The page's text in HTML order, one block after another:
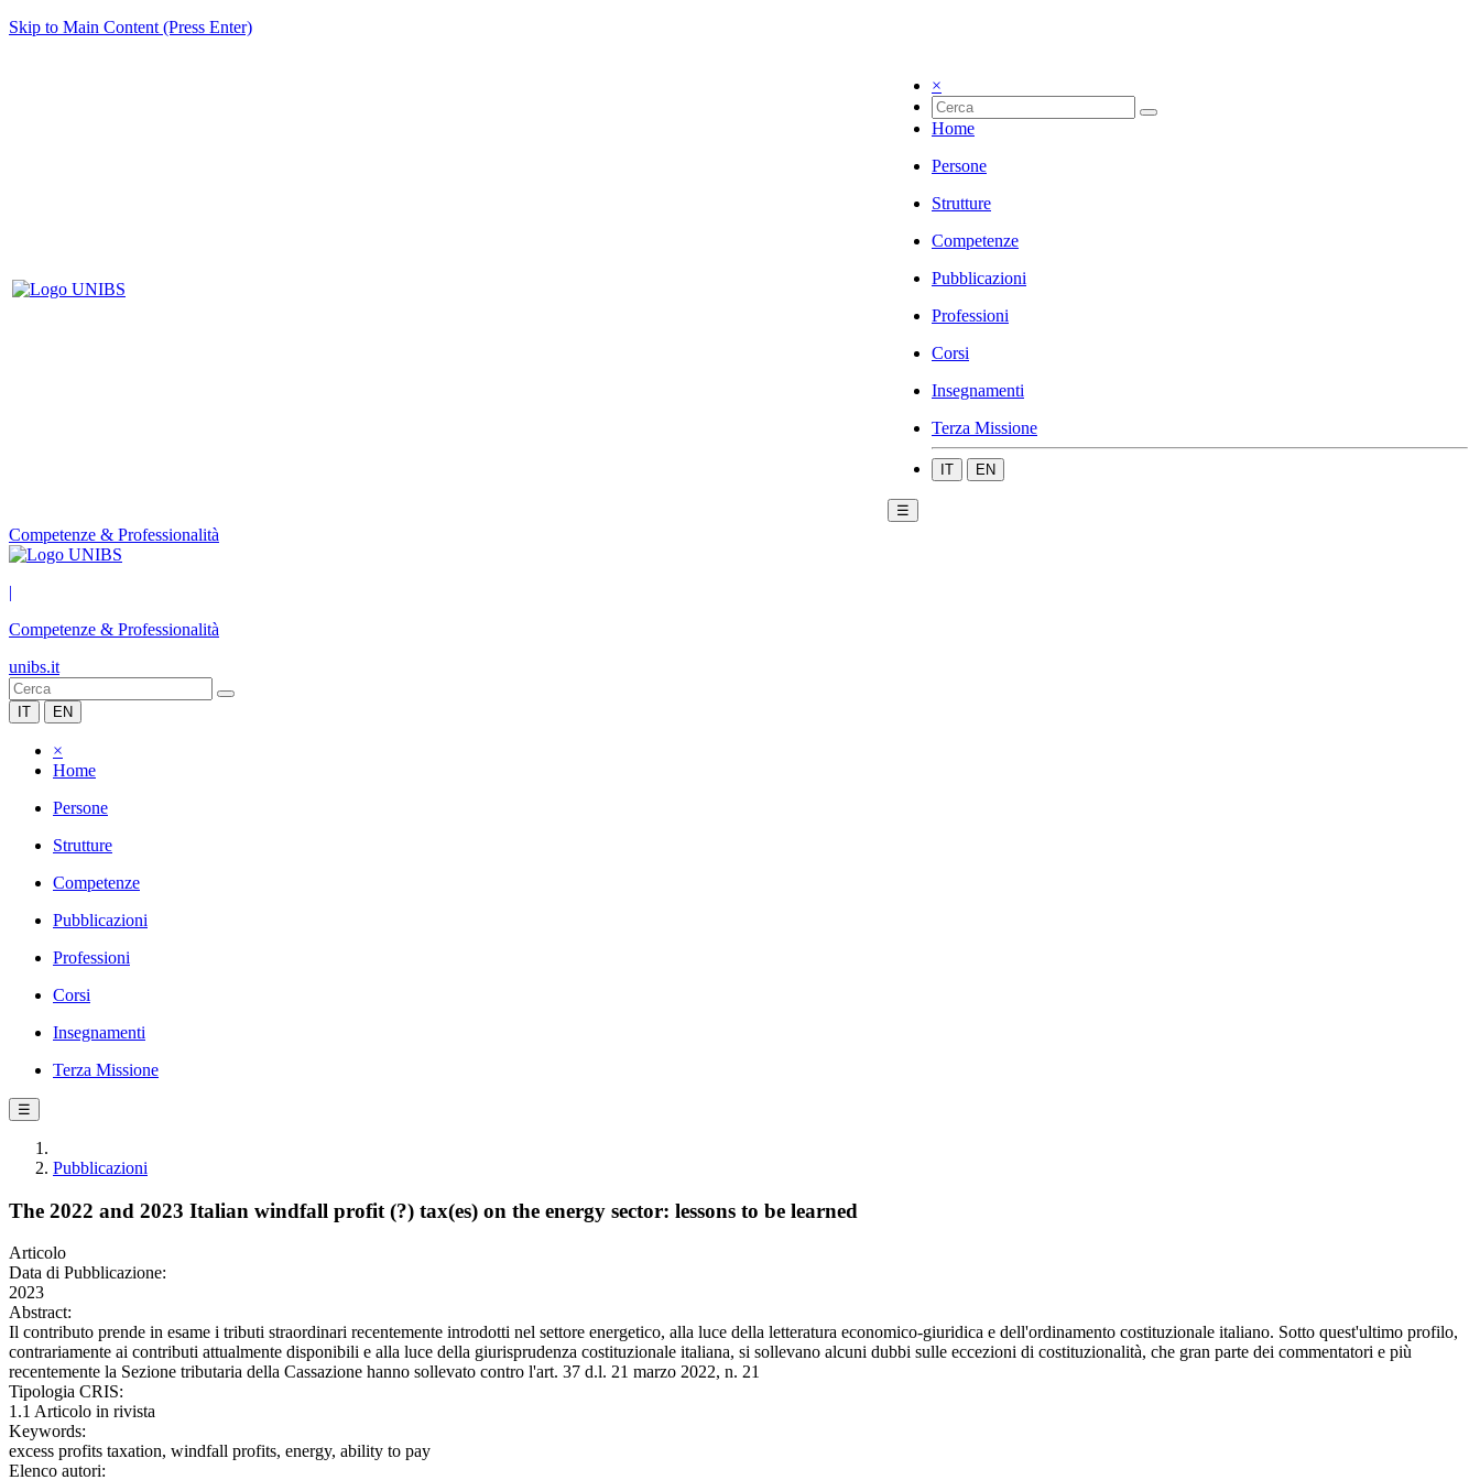
Skip to Main Content (Press Enter)
×
Home
Persone
Strutture
Competenze
Pubblicazioni
Professioni
Corsi
Insegnamenti
Terza Missione
IT EN
☰
Competenze & Professionalità
|
Competenze & Professionalità
unibs.it
IT EN
×
Home
Persone
Strutture
Competenze
Pubblicazioni
Professioni
Corsi
Insegnamenti
Terza Missione
☰
Pubblicazioni
The 2022 and 2023 Italian windfall profit (?) tax(es) on the energy sector: lessons to be learned
Articolo
Data di Pubblicazione:
2023
Abstract:
Il contributo prende in esame i tributi straordinari recentemente introdotti nel settore energetico, alla luce della letteratura economico-giuridica e dell'ordinamento costituzionale italiano. Sotto quest'ultimo profilo,
contrariamente ai contributi attualmente disponibili e alla luce della giurisprudenza costituzionale italiana, si sollevano alcuni dubbi sulle eccezioni di costituzionalità, che gran parte dei commentatori e più
recentemente la Sezione tributaria della Cassazione hanno sollevato contro l'art. 37 d.l. 21 marzo 2022, n. 21
Tipologia CRIS:
1.1 Articolo in rivista
Keywords:
excess profits taxation, windfall profits, energy, ability to pay
Elenco autori: